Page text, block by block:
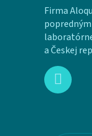
Firma
a Českej